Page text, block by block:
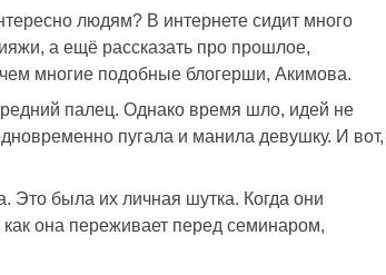
людям? В интернете сидит много
а ещё рассказать про прошлое,
многие подобные блогерши, Акимова.
палец. Однако время шло, идей не
пугала и манила девушку. И вот,
была их личная шутка. Когда они
она переживает перед семинаром,